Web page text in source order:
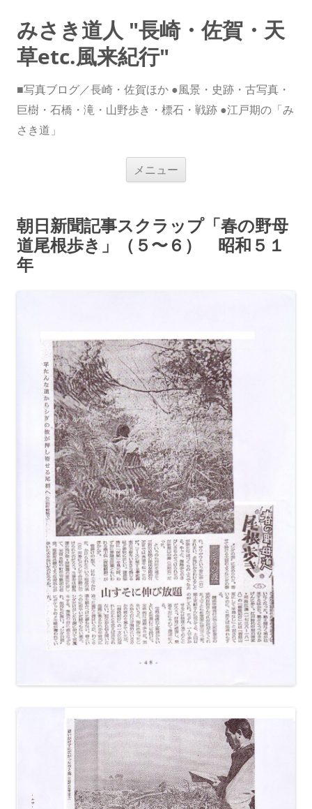
みさき道人 "長崎・佐賀・天
草etc.風来紀行"
■写真ブログ／長崎・佐賀ほか ●風景・史跡・古写真・
巨樹・石橋・滝・山野歩き・標石・戦跡 ●江戸期の「み
さき道」
メニュー
ス
キ
ッ
プ
朝日新聞記事スクラップ「春の野母
道尾根歩き」（５〜６） 昭和５１
年